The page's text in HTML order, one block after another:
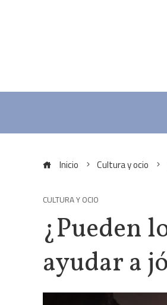
Inicio Cultura y ocio
CULTURA Y OCIO
¿Pueden
ayudar a